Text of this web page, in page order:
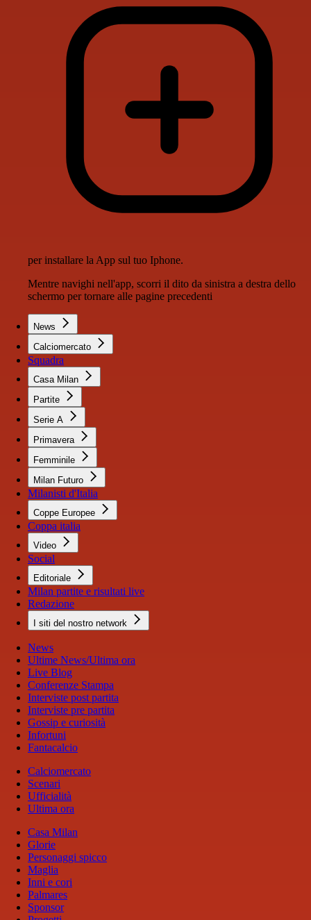
per installare la App sul tuo Iphone.
Mentre navighi nell'app, scorri il dito da sinistra a destra dello
schermo per tornare alle pagine precedenti
News
Calciomercato
Squadra
Casa Milan
Partite
Serie A
Primavera
Femminile
Milan Futuro
Milanisti d'Italia
Coppe Europee
Coppa italia
Video
Social
Editoriale
Milan partite e risultati live
Redazione
I siti del nostro network
News
Ultime News/Ultima ora
Live Blog
Conferenze Stampa
Interviste post partita
Interviste pre partita
Gossip e curiosità
Infortuni
Fantacalcio
Calciomercato
Scenari
Ufficialità
Ultima ora
Casa Milan
Glorie
Personaggi spicco
Maglia
Inni e cori
Palmares
Sponsor